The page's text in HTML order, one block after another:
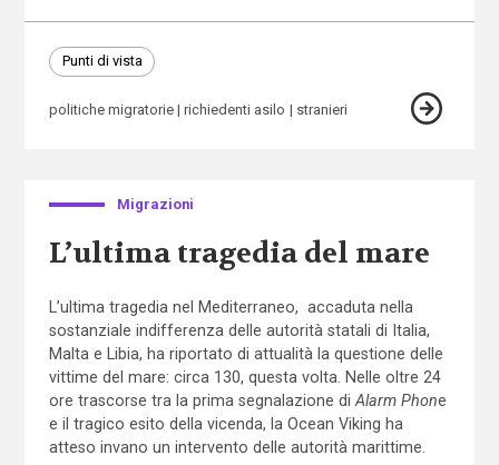
Punti di vista
politiche migratorie richiedenti asilo stranieri
Migrazioni
L’ultima tragedia del mare
L’ultima tragedia nel Mediterraneo, accaduta nella
sostanziale indifferenza delle autorità statali di Italia,
Malta e Libia, ha riportato di attualità la questione delle
vittime del mare: circa 130, questa volta. Nelle oltre 24
ore trascorse tra la prima segnalazione di Alarm Phone
e il tragico esito della vicenda, la Ocean Viking ha
atteso invano un intervento delle autorità marittime.